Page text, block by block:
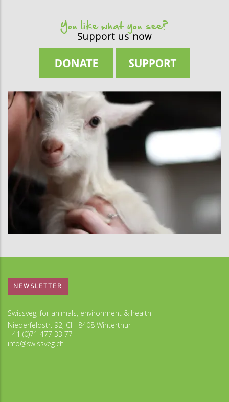
You like what you see?
Support us now
NEWSLETTER
Swissveg, for animals, environment & health
Niederfeldstr. 92, CH-8408 Winterthur
+41 (0)71 477 33 77
info@swissveg.ch